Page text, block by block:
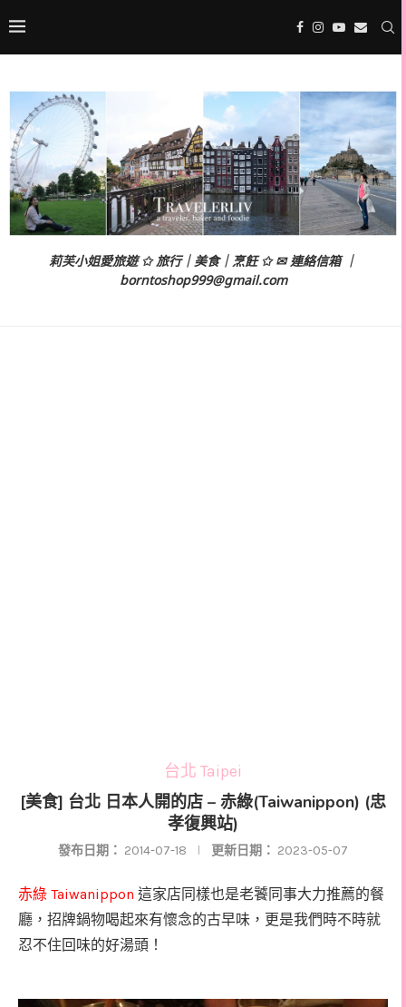
莉芙小姐愛旅遊 ✩ 旅行｜美食｜烹飪 ✩ ✉ 連絡信箱 ｜
borntoshop999@gmail.com
台北 Taipei
[美食] 台北 日本人開的店 – 赤綠(Taiwanippon) (忠
孝復興站)
發布日期： 2014-07-18 更新日期： 2023-05-07
赤綠 Taiwanippon 這家店同樣也是老饕同事大力推薦的餐
廳，招牌鍋物喝起來有懷念的古早味，更是我們時不時就
忍不住回味的好湯頭！